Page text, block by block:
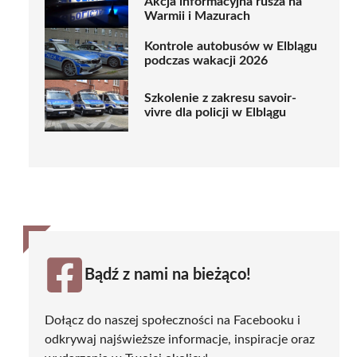
Warmii i Mazurach
Kontrole autobusów w Elblągu
podczas wakacji 2026
Szkolenie z zakresu savoir-
vivre dla policji w Elblągu
Bądź z nami na bieżąco!
Dołącz do naszej społeczności na Facebooku i
odkrywaj najświeższe informacje, inspiracje oraz